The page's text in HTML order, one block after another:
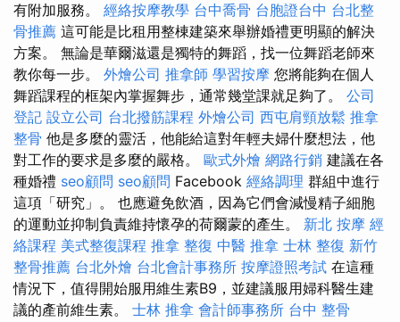
有附加服務。 經絡按摩教學 台中喬骨 台胞證台中 台北整
骨推薦 這可能是比租用整棟建築來舉辦婚禮更明顯的解決
方案。 無論是華爾滋還是獨特的舞蹈，找一位舞蹈老師來
教你每一步。 外燴公司 推拿師 學習按摩 您將能夠在個人
舞蹈課程的框架內掌握舞步，通常幾堂課就足夠了。 公司
登記 設立公司 台北撥筋課程 外燴公司 西屯肩頸放鬆 推拿
整骨 他是多麼的靈活，他能給這對年輕夫婦什麼想法，他
對工作的要求是多麼的嚴格。 歐式外燴 網路行銷 建議在各
種婚禮 seo顧問 seo顧問 Facebook 經絡調理 群組中進行
這項「研究」。 也應避免飲酒，因為它們會減慢精子細胞
的運動並抑制負責維持懷孕的荷爾蒙的產生。 新北 按摩 經
絡課程 美式整復課程 推拿 整復 中醫 推拿 士林 整復 新竹
整骨推薦 台北外燴 台北會計事務所 按摩證照考試 在這種
情況下，值得開始服用維生素B9，並建議服用婦科醫生建
議的產前維生素。 士林 推拿 會計師事務所 台中 整骨